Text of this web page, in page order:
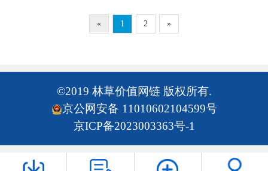
« 1 2 »
©2019 林草价值网链 版权所有.
京公网安备 11010602104599号
京ICP备2023003363号-1